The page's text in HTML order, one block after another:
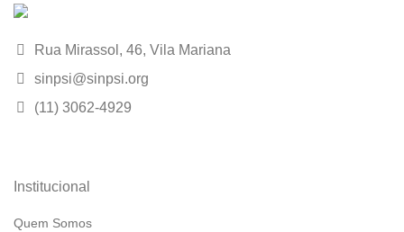
Rua Mirassol, 46, Vila Mariana
sinpsi@sinpsi.org
(11) 3062-4929
Institucional
Quem Somos